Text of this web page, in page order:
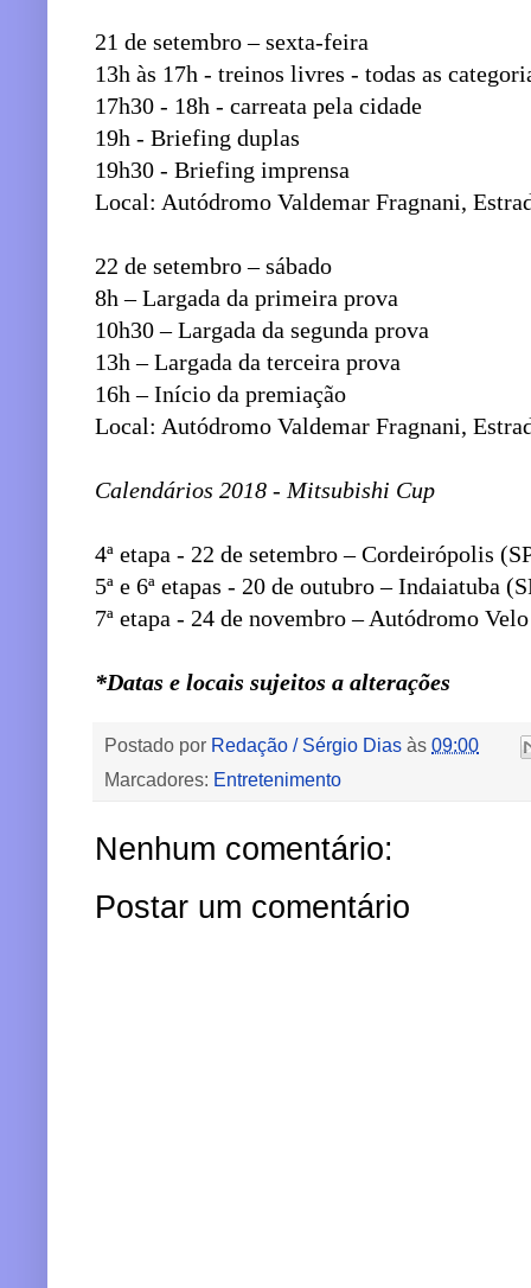
21 de setembro – sexta-feira
13h às 17h - treinos livres - todas as
17h30 - 18h - carreata pela cidade
19h - Briefing duplas
19h30 - Briefing imprensa
Local: Autódromo Valdemar Fragnani,
22 de setembro – sábado
8h – Largada da primeira prova
10h30 – Largada da segunda prova
13h – Largada da terceira prova
16h – Início da premiação
Local: Autódromo Valdemar Fragnani,
Calendários 2018 - Mitsubishi Cup
4ª etapa - 22 de setembro – Cordeirópolis
5ª e 6ª etapas - 20 de outubro – Indaiatuba
7ª etapa - 24 de novembro – Autódromo
*Datas e locais sujeitos a alterações
Postado por Redação / Sérgio Dias às 09:00
Marcadores: Entretenimento
Nenhum comentário:
Postar um comentário